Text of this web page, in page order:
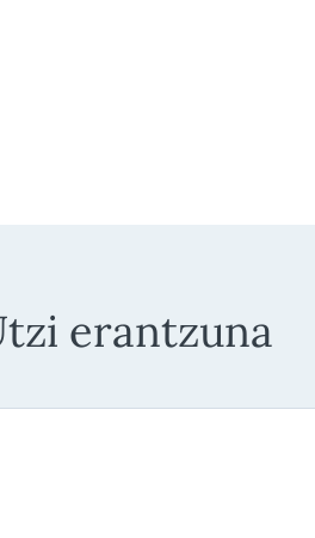
erantzuna